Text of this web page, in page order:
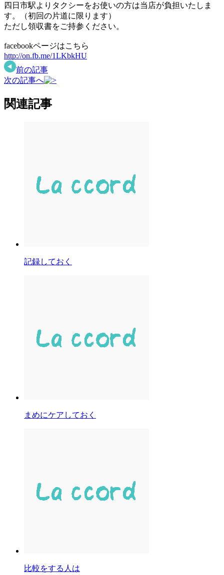
四日市駅よりタクシーをお使いの方は当店が負担いたしま
す。（初回の片道に限ります）
ただし領収書をご持参ください。
facebookページはこちら
http://on.fb.me/1LKbkHU
前の記事
次の記事へ
関連記事
記録しておく
まめにケアしておく
比較をする人は